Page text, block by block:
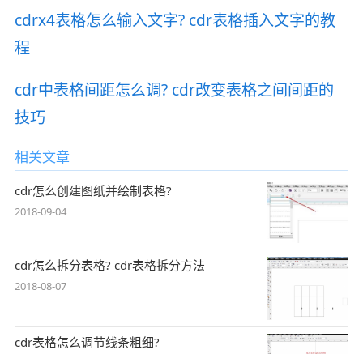
cdrx4表格怎么输入文字? cdr表格插入文字的教
程
cdr中表格间距怎么调? cdr改变表格之间间距的
技巧
相关文章
cdr怎么创建图纸并绘制表格?
2018-09-04
cdr怎么拆分表格? cdr表格拆分方法
2018-08-07
cdr表格怎么调节线条粗细?